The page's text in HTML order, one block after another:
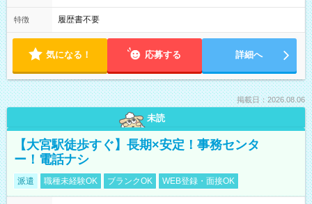
特徴 履歴書不要
気になる！ 応募する 詳細へ
掲載日：2026.08.06
未読
【大宮駅徒歩すぐ】長期×安定！事務センタ
ー！電話ナシ
派遣 職種未経験OK ブランクOK WEB登録・面接OK